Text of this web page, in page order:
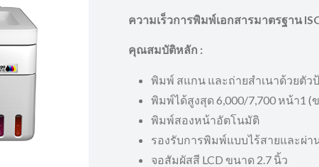
ความเร็วการพิมพ์เอกสารมาตรฐาน
คุณสมบัติหลัก :
พิมพ์ สแกน และถ่ายสำเนาด้วยตัว
พิมพ์ได้สูงสุด 6,000/7,700 หน้า1 (
พิมพ์สองหน้าอัตโนมัติ
รองรับการพิมพ์แบบไร้สายและผ่
จอสัมผัสสี LCD ขนาด 2.7 นิ้ว